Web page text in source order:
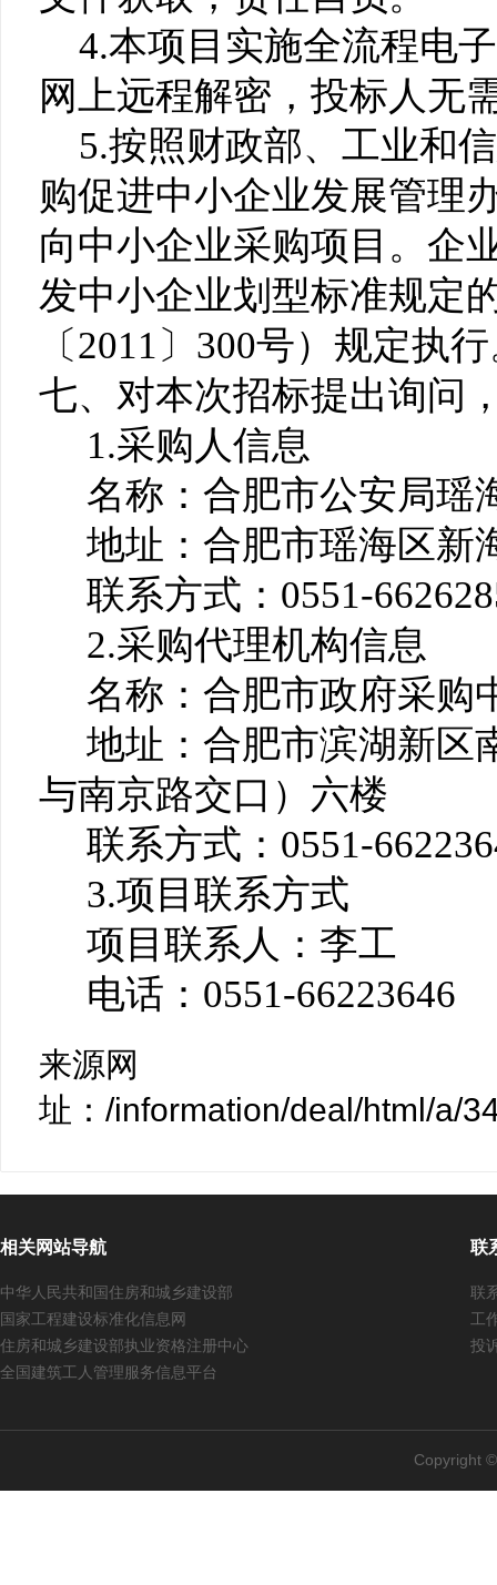
4.本项目实施全流程电
网上远程解密，投标人无
5.按照财政部、工业和
购促进中小企业发展管理
向中小企业采购项目。企
发中小企业划型标准规定
〔2011〕300号）规定执
七、对本次招标提出询问
1.采购人信息
名称：合肥市公安局瑶
地址：合肥市瑶海区新
联系方式：0551-
2.采购代理机构信息
名称：合肥市政府采购
地址：合肥市滨湖新区
与南京路交口）六楼
联系方式：0551-
3.项目联系方式
项目联系人：李工
电话：0551-66223646
来源网
址：/information/deal/html/a/
相关网站导航
中华人民共和国住房和城乡建设部
国家工程建设标准化信息网
住房和城乡建设部执业资格注册中心
全国建筑工人管理服务信息平台
联
联
工
投
Copyright